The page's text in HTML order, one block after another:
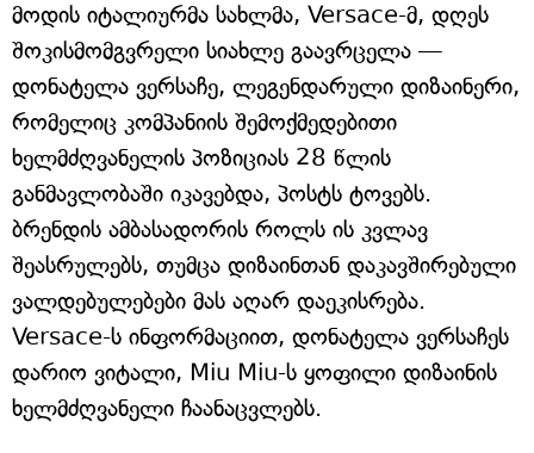
მოდის იტალიურმა სახლმა, Versace-მ, დღეს
შოკისმომგვრელი სიახლე გაავრცელა —
დონატელა ვერსაჩე, ლეგენდარული დიზაინერი,
რომელიც კომპანიის შემოქმედებითი
ხელმძღვანელის პოზიციას 28 წლის
განმავლობაში იკავებდა, პოსტს ტოვებს.
ბრენდის ამბასადორის როლს ის კვლავ
შეასრულებს, თუმცა დიზაინთან დაკავშირებული
ვალდებულებები მას აღარ დაეკისრება.
Versace-ს ინფორმაციით, დონატელა ვერსაჩეს
დარიო ვიტალი, Miu Miu-ს ყოფილი დიზაინის
ხელმძღვანელი ჩაანაცვლებს.